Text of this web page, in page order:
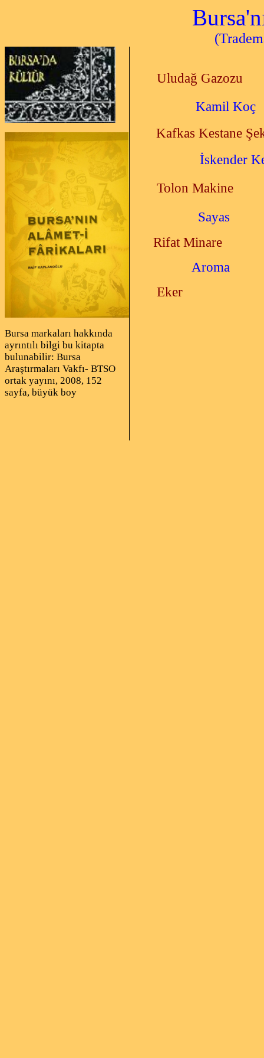
Bursa markaları hakkında
ayrıntılı bilgi bu kitapta
bulunabilir: Bursa
Araştırmaları Vakfı- BTSO
ortak yayını, 2008, 152
sayfa, büyük boy
Uludağ Gazozu
Kamil Koç
Kafkas Kestane
İskender
Tolon Makine
Sayas
Rifat Minare
Aroma
Eker